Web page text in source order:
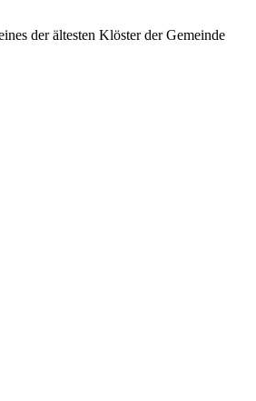
der ältesten Klöster der Gemeinde